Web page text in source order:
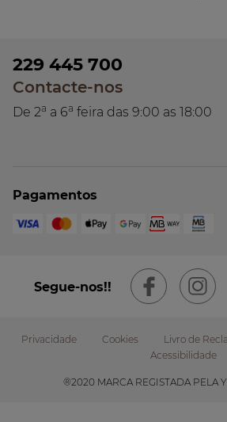
229 445 700
Contacte-nos
De 2a a 6a feira das 9:00 as 18:00
Pagamentos
Segue-nos!!
Footer
Privacidade Cookies
Livro de
Acessibilidade
®2020 MARCA REGISTADA PELA